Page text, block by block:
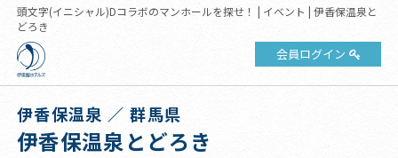
頭文字(イニシャル)Dコラボのマンホールを探せ！ | イベント | 伊香保温泉と
どろき
会員ログイン
伊香保温泉 ／ 群馬県
伊香保温泉とどろき